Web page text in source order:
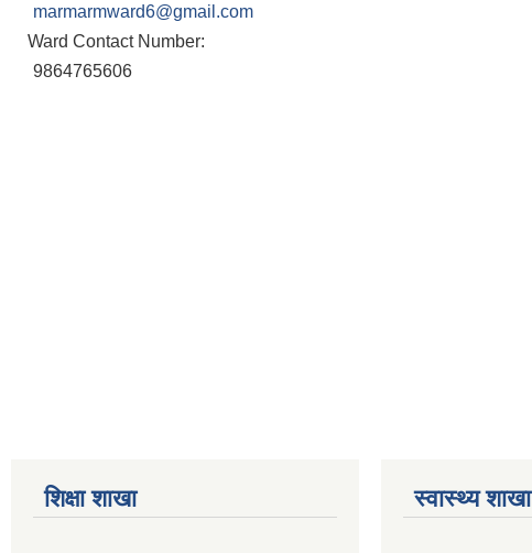
marmarmward6@gmail.com
Ward Contact Number:
9864765606
शिक्षा शाखा स्वास्थ्य शाखा